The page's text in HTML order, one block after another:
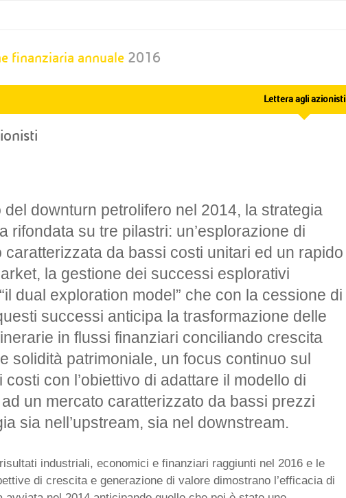
finanziaria annuale 2016
Lettera agli azionisti
del downturn petrolifero nel 2014, la strategia
rifondata su tre pilastri: un’esplorazione di
caratterizzata da bassi costi unitari ed un rapido
la gestione dei successi esplorativi
dual exploration model” che con la cessione di
successi anticipa la trasformazione delle
in flussi finanziari conciliando crescita
solidità patrimoniale, un focus continuo sul
costi con l’obiettivo di adattare il modello di
un mercato caratterizzato da bassi prezzi
sia nell’upstream, sia nel downstream.
industriali, economici e finanziari raggiunti nel 2016 e le
di crescita e generazione di valore dimostrano l’efficacia di